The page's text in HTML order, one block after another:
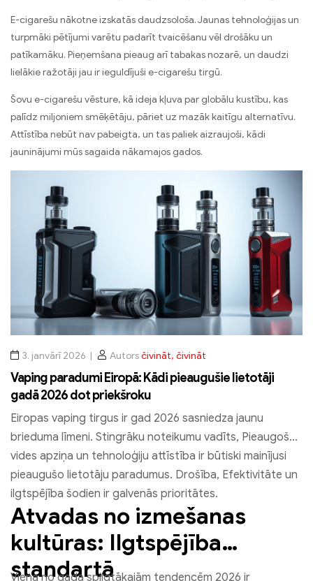
E-cigarešu nākotne izskatās daudzsološa. Jaunas tehnoloģijas un
turpmāki pētījumi varētu padarīt tvaicēšanu vēl drošāku un
patīkamāku. Pieņemšana pieaug arī tabakas nozarē, un daudzi
lielākie ražotāji jau ir ieguldījuši e-cigarešu tirgū.
Šovu e-cigarešu vēsture, kā ideja kļuva par globālu kustību, kas
palīdz miljoniem smēķētāju, pāriet uz mazāk kaitīgu alternatīvu.
Attīstība nebūt nav pabeigta, un tas paliek aizraujoši, kādi
jauninājumi mūs sagaida nākamajos gados.
3. janvārī 2026 Autorsčivināt, čivināt
Vaping paradumi Eiropā: Kādi pieaugušie lietotāji
gadā 2026 dot priekšroku
Eiropas vaping tirgus ir gad 2026 sasniedza jaunu
brieduma līmeni. Stingrāku noteikumu vadīts, Pieaugošā
vides apziņa un tehnoloģiju attīstība ir būtiski mainījusi
pieaugušo lietotāju paradumus. Drošība, Efektivitāte un
ilgtspējība šodien ir galvenās prioritātes.
Atvadas no izmešanas
kultūras: Ilgtspējība
standartā
Viena no gada spilgtākajām tendencēm 2026 ir